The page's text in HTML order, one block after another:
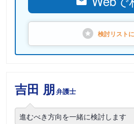
検討リストに
吉田 朋弁護士
進むべき方向を一緒に検討します